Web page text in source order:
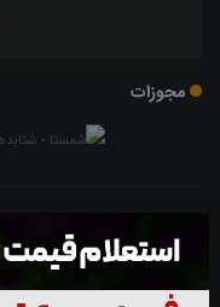
مجوزات
شبکه های اجتماعی